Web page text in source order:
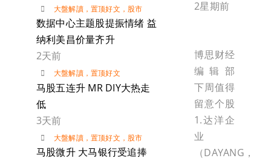
大盤解讀， 置顶好文 ， 股市
数据中心主题股提振情绪 益
纳利美昌价量齐升
2天前
大盤解讀， 置顶好文
马股五连升 MR DIY大热走
低
3天前
大盤解讀， 置顶好文 ， 股市
马股微升 大马银行受追捧
2星期前
博思财经
编辑部
下周值得
留意个股
1.达洋企
业
（DAYANG，